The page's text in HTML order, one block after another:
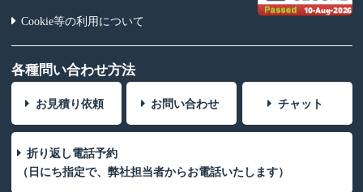
Cookie等の利用について
各種問い合わせ方法
お見積り依頼 お問い合わせ チャット
折り返し電話予約
（日にち指定で、弊社担当者からお電話いたします）